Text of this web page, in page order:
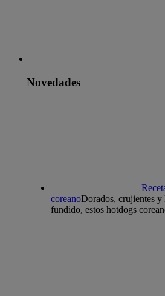
Novedades
coreanoDorados, crujientes y
fundido, estos hotdogs